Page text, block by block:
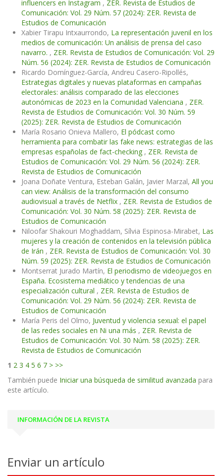
influencers en Instagram , ZER. Revista de Estudios de
Comunicación: Vol. 29 Núm. 57 (2024): ZER. Revista de
Estudios de Comunicación
Xabier Tirapu Intxaurrondo, La representación juvenil en los
medios de comunicación: Un análisis de prensa del caso
navarro. , ZER. Revista de Estudios de Comunicación: Vol. 29
Núm. 56 (2024): ZER. Revista de Estudios de Comunicación
Ricardo Domínguez-García, Andreu Casero-Ripollés,
Estrategias digitales y nuevas plataformas en campañas
electorales: análisis comparado de las elecciones
autonómicas de 2023 en la Comunidad Valenciana , ZER.
Revista de Estudios de Comunicación: Vol. 30 Núm. 59
(2025): ZER. Revista de Estudios de Comunicación
María Rosario Onieva Mallero, El pódcast como
herramienta para combatir las fake news: estrategias de las
empresas españolas de fact-checking , ZER. Revista de
Estudios de Comunicación: Vol. 29 Núm. 56 (2024): ZER.
Revista de Estudios de Comunicación
Joana Doñate Ventura, Esteban Galán, Javier Marzal, All you
can view: Análisis de la transformación del consumo
audiovisual a través de Netflix , ZER. Revista de Estudios de
Comunicación: Vol. 30 Núm. 58 (2025): ZER. Revista de
Estudios de Comunicación
Niloofar Shakouri Moghaddam, Sílvia Espinosa-Mirabet, Las
mujeres y la creación de contenidos en la televisión pública
de Irán , ZER. Revista de Estudios de Comunicación: Vol. 30
Núm. 59 (2025): ZER. Revista de Estudios de Comunicación
Montserrat Jurado Martín, El periodismo de videojuegos en
España. Ecosistema mediático y tendencias de una
especialización cultural , ZER. Revista de Estudios de
Comunicación: Vol. 29 Núm. 56 (2024): ZER. Revista de
Estudios de Comunicación
María Peris del Olmo, Juventud y violencia sexual: el papel
de las redes sociales en Ni una más , ZER. Revista de
Estudios de Comunicación: Vol. 30 Núm. 58 (2025): ZER.
Revista de Estudios de Comunicación
1 2 3 4 5 6 7 > >>
También puede Iniciar una búsqueda de similitud avanzada para
este artículo.
INFORMACIÓN DE LA REVISTA
Enviar un artículo